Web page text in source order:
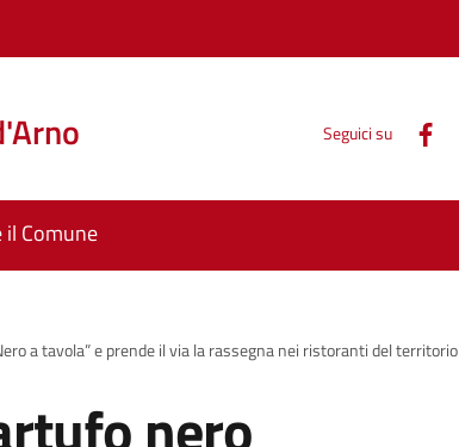
Seguici su
il Comune
a tavola” e prende il via la rassegna nei ristoranti del territorio